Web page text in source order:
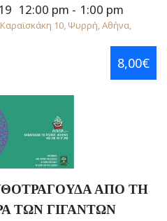
12:00 pm - 1:00 pm
10, Ψυρρή, Αθήνα,
8,00€
ΑΠΟ ΤΗ
ΤΩΝ ΓΙΓΑΝΤΩΝ